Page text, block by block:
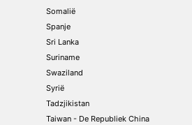
Somalië
Spanje
Sri Lanka
Suriname
Swaziland
Syrië
Tadzjikistan
Taiwan - De Republiek China